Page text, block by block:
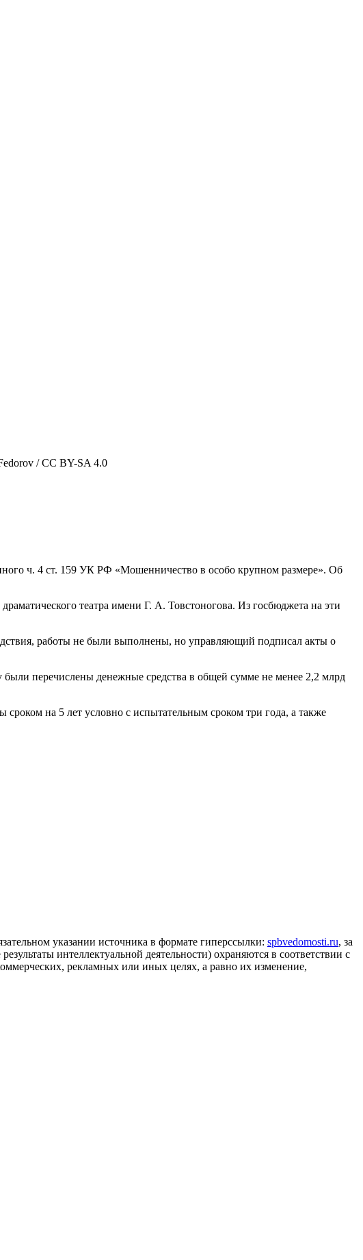
ч. 4 ст. 159 УК РФ «Мошенничество в особо крупном размере». Об
театра имени Г. А. Товстоногова. Из госбюджета на эти
работы не были выполнены, но управляющий подписал акты о
перечислены денежные средства в общей сумме не менее 2,2 млрд
на 5 лет условно с испытательным сроком три года, а также
указании источника в формате гиперссылки: spbvedomosti.ru, за
интеллектуальной деятельности) охраняются в соответствии с
рекламных или иных целях, а равно их изменение,